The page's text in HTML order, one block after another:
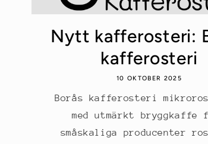
Nytt kafferosteri:
kafferosteri
10 OKTOBER 2025
Borås kafferosteri
med utmärkt bryggkaffe
småskaliga producenter